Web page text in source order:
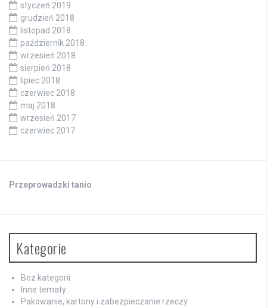
styczeń 2019
grudzień 2018
listopad 2018
październik 2018
wrzesień 2018
sierpień 2018
lipiec 2018
czerwiec 2018
maj 2018
wrzesień 2017
czerwiec 2017
Przeprowadzki tanio
Kategorie
Bez kategorii
Inne tematy
Pakowanie, kartony i zabezpieczanie rzeczy